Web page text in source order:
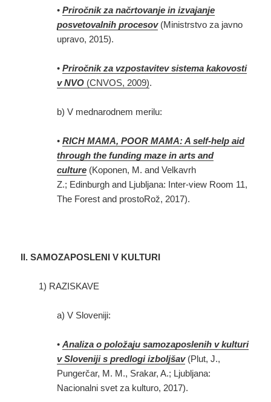
•Priročnik za načrtovanje in izvajanje
posvetovalnih procesov(Ministrstvo za javno
upravo, 2015).
•Priročnik za vzpostavitev sistema kakovosti
v NVO (CNVOS, 2009).
b) V mednarodnem merilu:
•RICH MAMA, POOR MAMA: A self-help aid
through the funding maze in arts and
culture (Koponen, M. and Velkavrh
Z.; Edinburgh and Ljubljana: Inter-view Room 11,
The Forest and prostoRož, 2017).
II. SAMOZAPOSLENI V KULTURI
1) RAZISKAVE
a) V Sloveniji:
•Analiza o položaju samozaposlenih v kulturi
v Sloveniji s predlogi izboljšav(Plut, J.,
Pungerčar, M. M., Srakar, A.; Ljubljana:
Nacionalni svet za kulturo, 2017).